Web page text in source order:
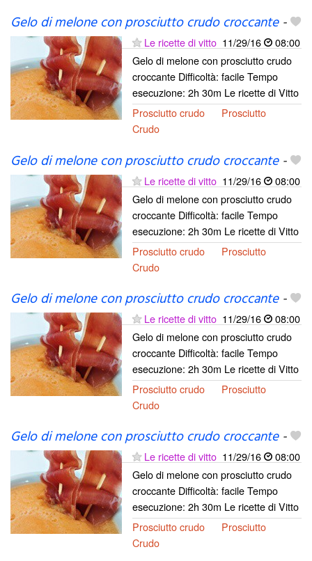
Gelo di melone con prosciutto crudo croccante-
Le ricette di vitto 11/29/16
08:00
Gelo di melone con prosciutto crudo
croccante Difficoltà: facile Tempo
esecuzione: 2h 30m Le ricette di Vitto
Prosciutto crudo
Prosciutto
Crudo
Gelo di melone con prosciutto crudo croccante-
Le ricette di vitto 11/29/16
08:00
Gelo di melone con prosciutto crudo
croccante Difficoltà: facile Tempo
esecuzione: 2h 30m Le ricette di Vitto
Prosciutto crudo
Prosciutto
Crudo
Gelo di melone con prosciutto crudo croccante-
Le ricette di vitto 11/29/16
08:00
Gelo di melone con prosciutto crudo
croccante Difficoltà: facile Tempo
esecuzione: 2h 30m Le ricette di Vitto
Prosciutto crudo
Prosciutto
Crudo
Gelo di melone con prosciutto crudo croccante-
Le ricette di vitto 11/29/16
08:00
Gelo di melone con prosciutto crudo
croccante Difficoltà: facile Tempo
esecuzione: 2h 30m Le ricette di Vitto
Prosciutto crudo
Prosciutto
Crudo